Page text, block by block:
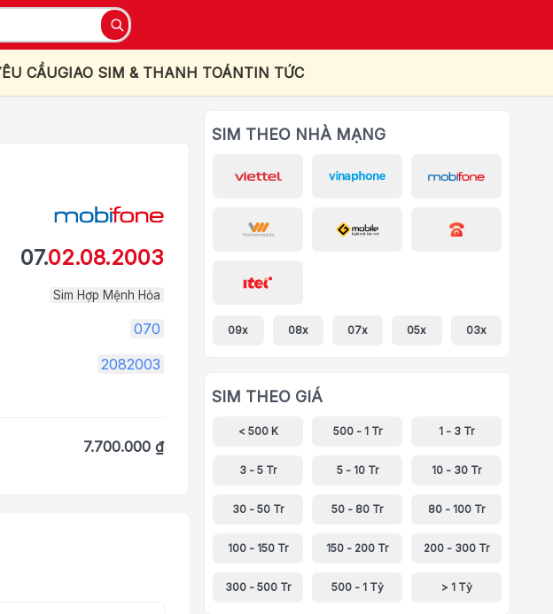
CẦUGIAO SIM & THANH TOÁNTIN TỨC
07.02.08.2003
Sim Hợp Mệnh Hỏa
070
2082003
7.700.000 ₫
SIM THEO NHÀ MẠNG
09x 08x 07x 05x 03x
SIM THEO GIÁ
< 500 K 500 - 1 Tr 1 - 3 Tr
3 - 5 Tr 5 - 10 Tr 10 - 30 Tr
30 - 50 Tr 50 - 80 Tr 80 - 100 Tr
100 - 150 Tr 150 - 200 Tr 200 - 300 Tr
300 - 500 Tr 500 - 1 Tỷ > 1 Tỷ